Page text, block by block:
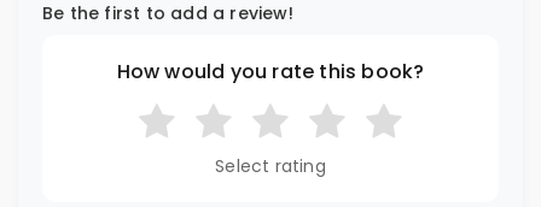
Be the first to add a review!
How would you rate this book?
Select rating